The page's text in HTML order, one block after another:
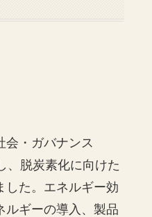
会・ガバナンス
、脱炭素化に向けた
した。エネルギー効
ルギーの導入、製品